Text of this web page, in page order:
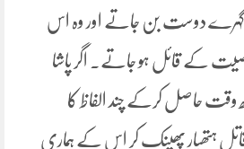
گہرے دوست بن جاتے اور وہ اس
کے قائل ہو جاتے۔ اگر پاشا
وقت حاصل کرکے چند الفاظ کا
قاتل ہتھیار پھینک کر اس کے ہماری